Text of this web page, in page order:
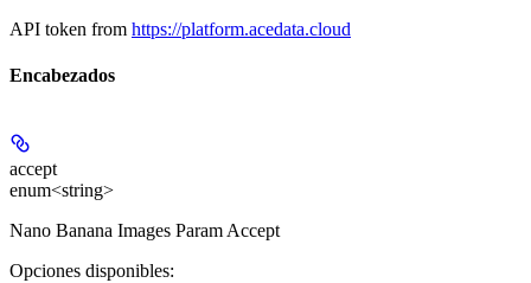
API token from https://platform.acedata.cloud
Encabezados
accept
enum<string>
Nano Banana Images Param Accept
Opciones disponibles: